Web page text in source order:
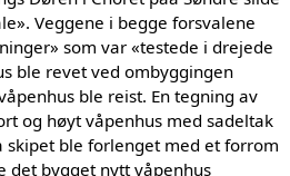
Veggene i begge forsvalene
som var «testede i drejede
ble revet ved ombyggingen
ble reist. En tegning av
og høyt våpenhus med sadeltak
skipet ble forlenget med et forrom
det bygget nytt våpenhus